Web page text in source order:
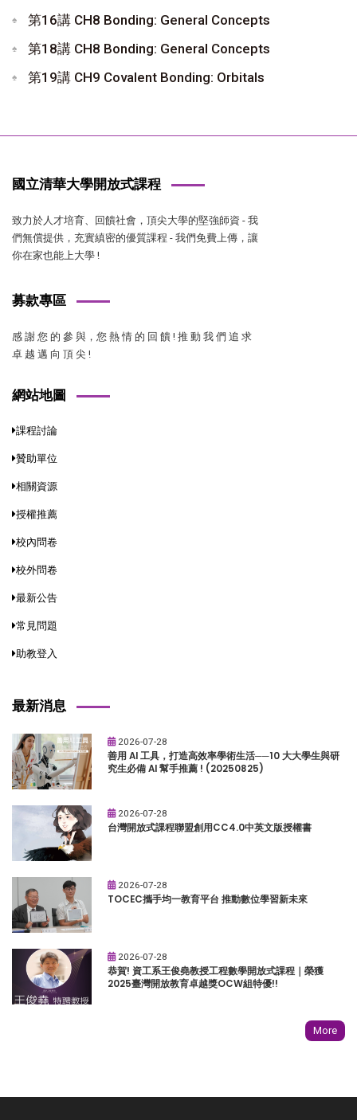
第16講 CH8 Bonding: General Concepts
第18講 CH8 Bonding: General Concepts
第19講 CH9 Covalent Bonding: Orbitals
國立清華大學開放式課程
致力於人才培育、回饋社會，頂尖大學的堅強師資 - 我
們無償提供，充實縝密的優質課程 - 我們免費上傳，讓
你在家也能上大學 !
募款專區
感 謝 您 的 參 與，您 熱 情 的 回 饋 ! 推 動 我 們 追 求
卓 越 邁 向 頂 尖 !
網站地圖
課程討論
贊助單位
相關資源
授權推薦
校內問卷
校外問卷
最新公告
常見問題
助教登入
最新消息
2026-07-28
善用 AI 工具，打造高效率學術生活──10 大大學生與研
究生必備 AI 幫手推薦 ! (20250825)
2026-07-28
台灣開放式課程聯盟創用CC4.0中英文版授權書
2026-07-28
TOCEC攜手均一教育平台 推動數位學習新未來
2026-07-28
恭賀! 資工系王俊堯教授工程數學開放式課程｜榮獲
2025臺灣開放教育卓越獎OCW組特優!!
More